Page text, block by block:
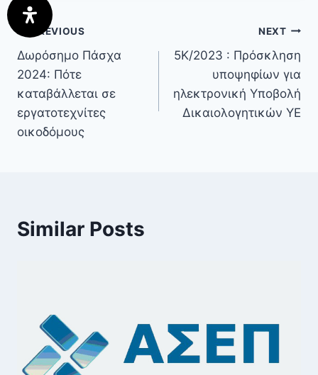
PREVIOUS
Δωρόσημο Πάσχα
2024: Πότε
καταβάλλεται σε
εργατοτεχνίτες
οικοδόμους
NEXT
5Κ/2023 : Πρόσκληση
υποψηφίων για
ηλεκτρονική Υποβολή
Δικαιολογητικών ΥΕ
Similar Posts